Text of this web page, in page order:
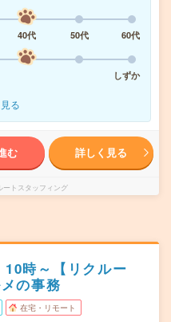
40代 50代
60代
しずか
る
む 詳しく見る
ートスタッフィング
時～【リクルー
の事務
在宅・リモート